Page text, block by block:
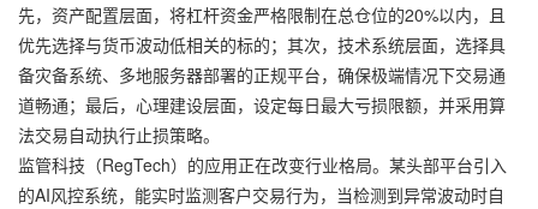
先，资产配置层面，将杠杆资金严格限制在总仓位的20%以内，且
优先选择与货币波动低相关的标的；其次，技术系统层面，选择具
备灾备系统、多地服务器部署的正规平台，确保极端情况下交易通
道畅通；最后，心理建设层面，设定每日最大亏损限额，并采用算
法交易自动执行止损策略。
监管科技（RegTech）的应用正在改变行业格局。某头部平台引入
的AI风控系统，能实时监测客户交易行为，当检测到异常波动时自